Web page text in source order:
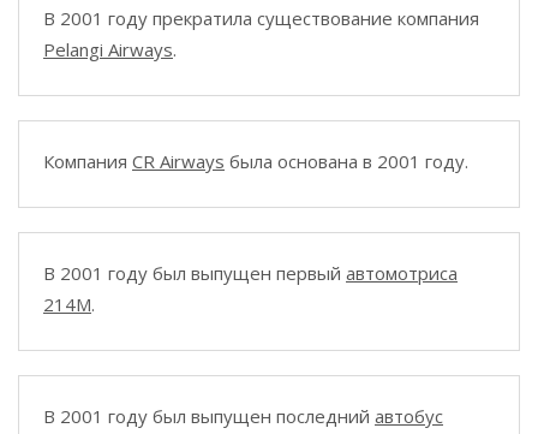
В 2001 году прекратила существование компания
Pelangi Airways.
Компания CR Airways была основана в 2001 году.
В 2001 году был выпущен первый автомотриса
214M.
В 2001 году был выпущен последний автобус